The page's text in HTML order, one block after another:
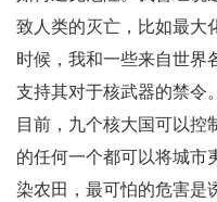
致人类的灭亡，比如最大
时候，我和一些来自世界
支持其对于核武器的禁令
目前，九个核大国可以控
的任何一个都可以将城市
染农田，最可怕的危害是